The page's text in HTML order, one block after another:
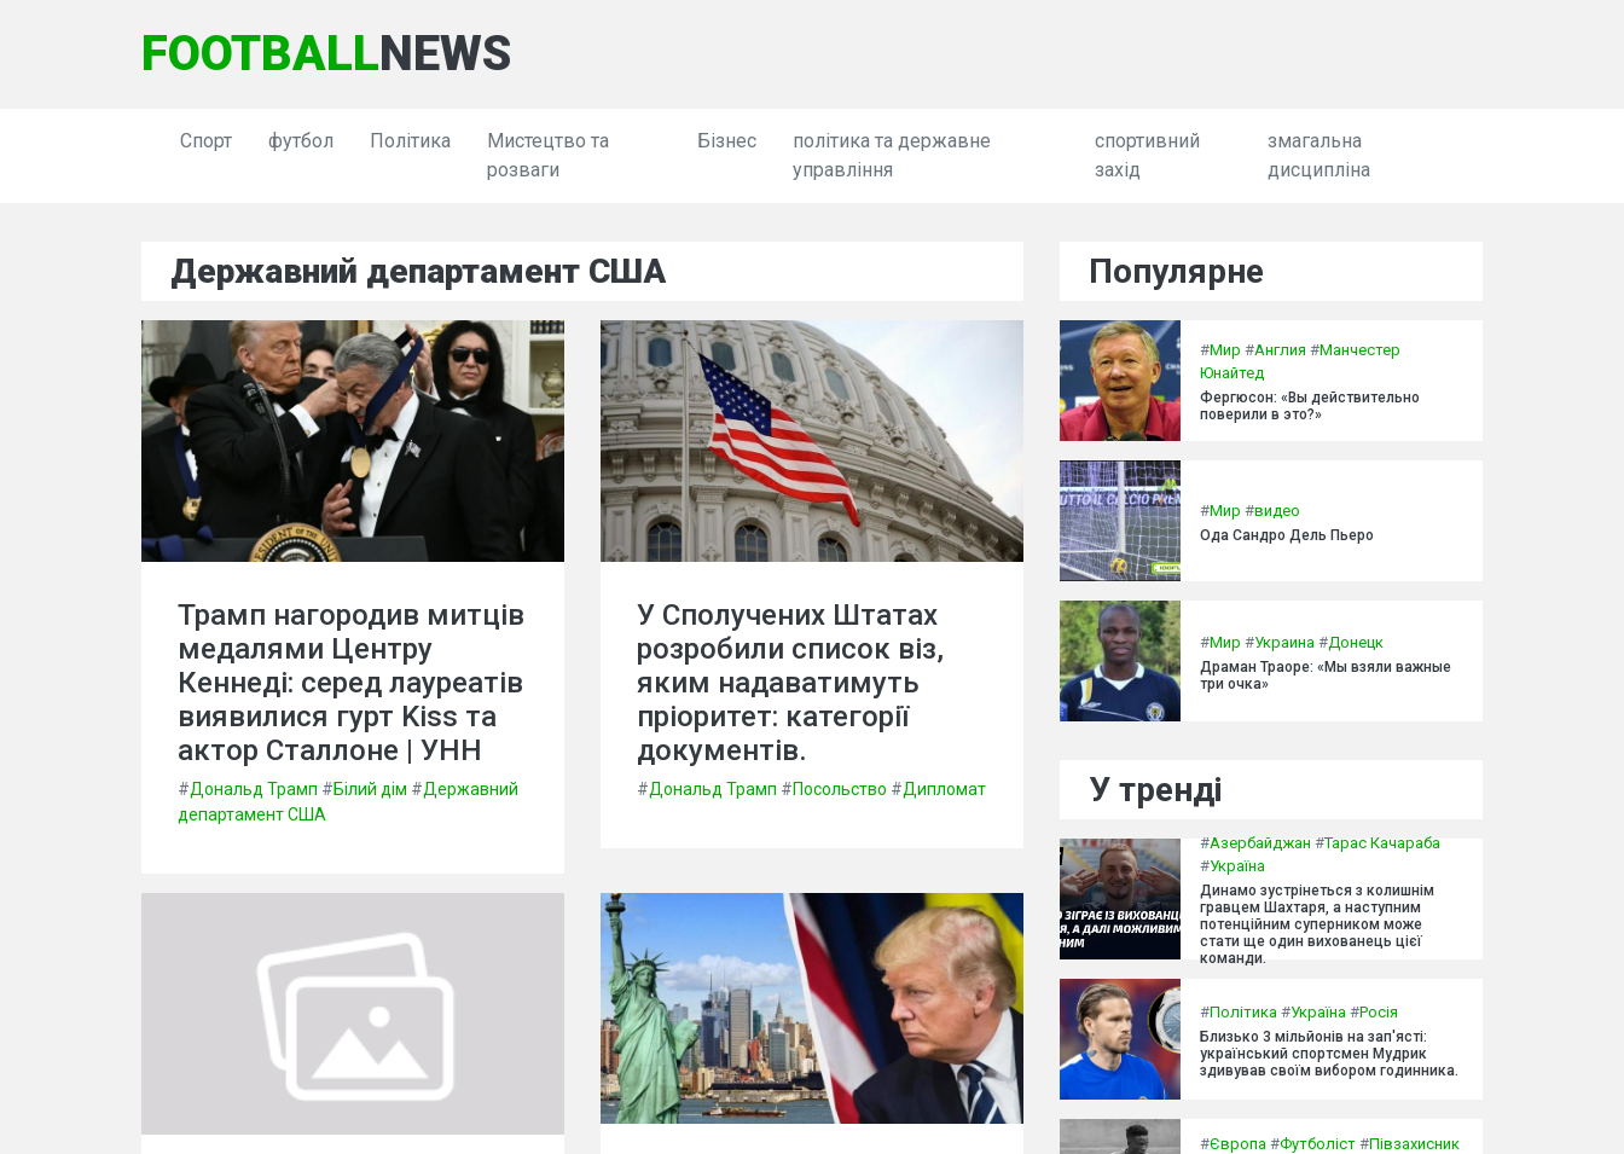
FOOTBALLNEWS
Спорт футбол Політика
Мистецтво та
розваги
Бізнес
політика та державне
управління
спортивний
захід
змагальна
дисципліна
Державний департамент США
Трамп нагородив митців
медалями Центру
Кеннеді: серед лауреатів
виявилися гурт Kiss та
актор Сталлоне | УНН
#Дональд Трамп #Білий дім #Державний
департамент США
У Сполучених Штатах
розробили список віз,
яким надаватимуть
пріоритет: категорії
документів.
#Дональд Трамп #Посольство #Дипломат
Популярне
#Мир #Англия #Манчестер
Юнайтед
Фергюсон: «Вы действительно
поверили в это?»
#Мир #видео
Ода Сандро Дель Пьеро
#Мир #Украина #Донецк
Драман Траоре: «Мы взяли важные
три очка»
У тренді
#Азербайджан #Тарас Качараба
#Україна
Динамо зустрінеться з колишнім
гравцем Шахтаря, а наступним
потенційним суперником може
стати ще один вихованець цієї
команди.
#Політика #Україна #Росія
Близько 3 мільйонів на зап'ясті:
український спортсмен Мудрик
здивував своїм вибором годинника.
#Європа #Футболіст #Півзахисник